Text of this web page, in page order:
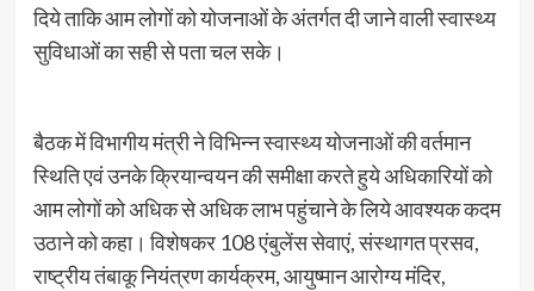
दिये ताकि आम लोगों को योजनाओं के अंतर्गत दी जाने वाली स्वास्थ्य
सुविधाओं का सही से पता चल सके।
बैठक में विभागीय मंत्री ने विभिन्न स्वास्थ्य योजनाओं की वर्तमान
स्थिति एवं उनके क्रियान्वयन की समीक्षा करते हुये अधिकारियों को
आम लोगों को अधिक से अधिक लाभ पहुंचाने के लिये आवश्यक कदम
उठाने को कहा। विशेषकर 108 एंबुलेंस सेवाएं, संस्थागत प्रसव,
राष्ट्रीय तंबाकू नियंत्रण कार्यक्रम, आयुष्मान आरोग्य मंदिर,